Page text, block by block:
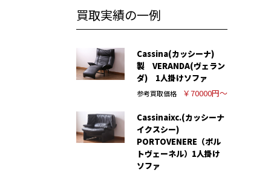
買取実績の一例
Cassina(カッシーナ)
製 VERANDA(ヴェラン
ダ) 1人掛けソファ
参考買取価格 ￥70000円～
Cassinaixc.(カッシーナ
イクスシー)
PORTOVENERE（ポル
トヴェーネル）1人掛け
ソファ